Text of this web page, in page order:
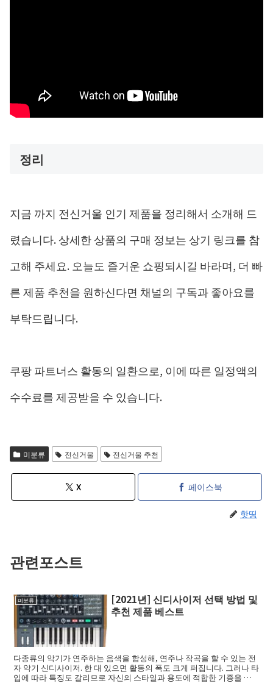
정리
지금 까지 전신거울 인기 제품을 정리해서 소개해 드
렸습니다. 상세한 상품의 구매 정보는 상기 링크를 참
고해 주세요. 오늘도 즐거운 쇼핑되시길 바라며, 더 빠
른 제품 추천을 원하신다면 채널의 구독과 좋아요를
부탁드립니다.
쿠팡 파트너스 활동의 일환으로, 이에 따른 일정액의
수수료를 제공받을 수 있습니다.
미분류 전신거울 전신거울 추천
X 페이스북
핫띵
관련포스트
미분류
[2021년] 신디사이저 선택 방법 및
추천 제품 베스트
다종류의 악기가 연주하는 음색을 합성해, 연주나 작곡을 할 수 있는 전
자 악기 신디사이저. 한 대 있으면 활동의 폭도 크게 퍼집니다. 그러나 타
입에 따라 특징도 갈리므로 자신의 스타일과 용도에 적합한 기종을 선